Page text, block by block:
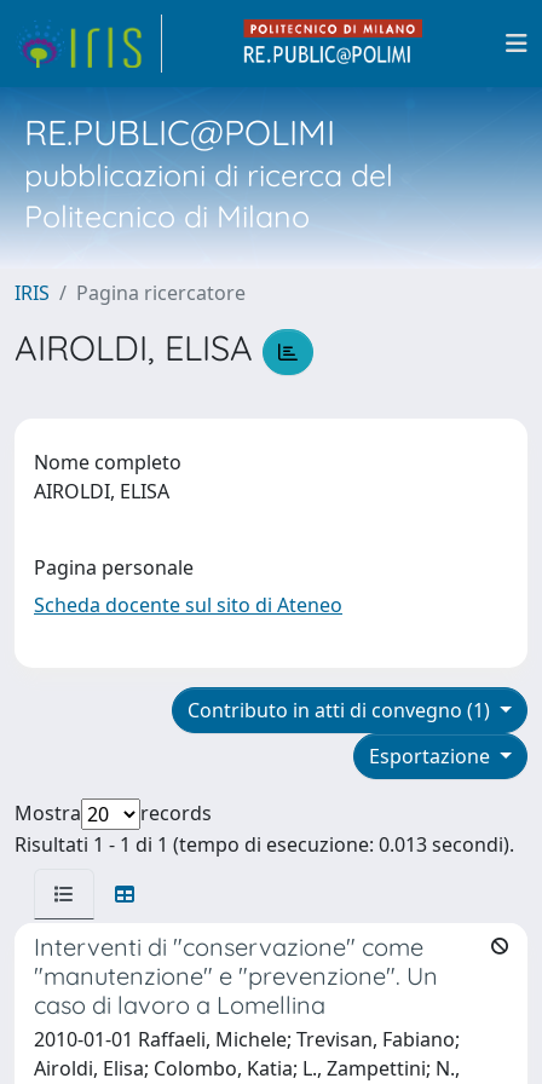
RE.PUBLIC@POLIMI
pubblicazioni di ricerca del
Politecnico di Milano
IRIS Pagina ricercatore
AIROLDI, ELISA
Nome completo
AIROLDI, ELISA
Pagina personale
Scheda docente sul sito di Ateneo
Contributo in atti di convegno (1)
Esportazione
Mostra
records
Risultati 1 - 1 di 1 (tempo di esecuzione: 0.013 secondi).
Interventi di "conservazione" come
"manutenzione" e "prevenzione". Un
caso di lavoro a Lomellina
2010-01-01 Raffaeli, Michele; Trevisan, Fabiano;
Airoldi, Elisa; Colombo, Katia; L., Zampettini; N.,